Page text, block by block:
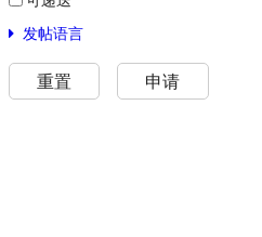
发帖语言
重置 申请